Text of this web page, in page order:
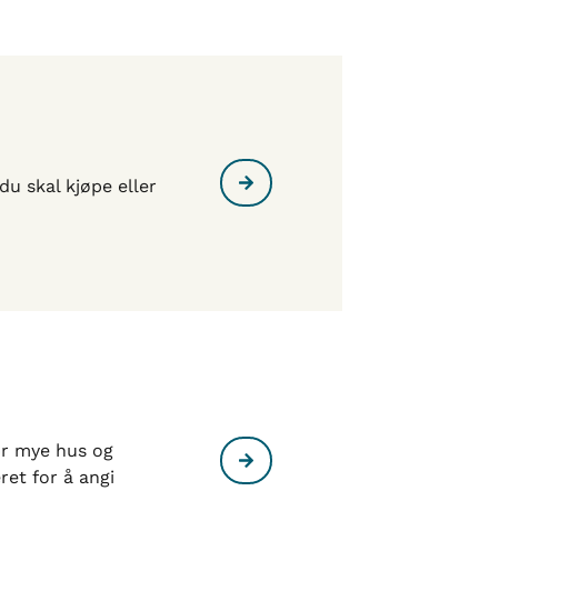
skal kjøpe eller
mye hus og
for å angi